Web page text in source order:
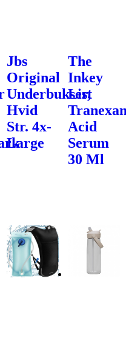
Jbs
Original
Underbukser,
Hvid
Str. 4x-
Large
The
Inkey
List
Acid
Serum
30 Ml